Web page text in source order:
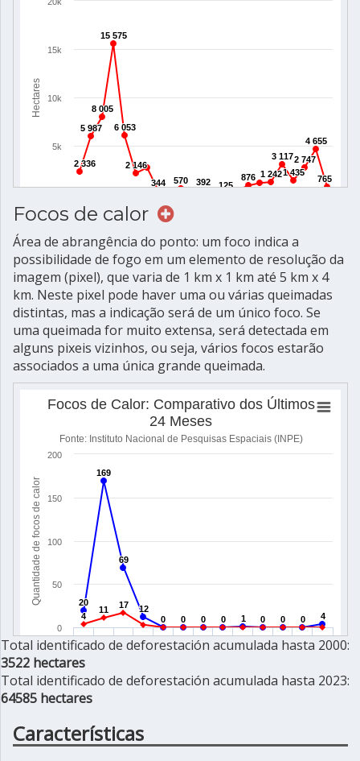
Focos de calor
Área de abrangência do ponto: um foco indica a
possibilidade de fogo em um elemento de resolução da
imagem (pixel), que varia de 1 km x 1 km até 5 km x 4
km. Neste pixel pode haver uma ou várias queimadas
distintas, mas a indicação será de um único foco. Se
uma queimada for muito extensa, será detectada em
alguns pixeis vizinhos, ou seja, vários focos estarão
associados a uma única grande queimada.
Total identificado de deforestación acumulada hasta 2000:
3522 hectares
Total identificado de deforestación acumulada hasta 2023:
64585 hectares
Características